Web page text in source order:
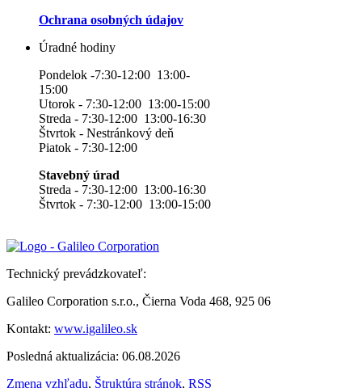
Ochrana osobných údajov
Úradné hodiny
Pondelok -7:30-12:00 13:00-
15:00
Utorok - 7:30-12:00 13:00-15:00
Streda - 7:30-12:00 13:00-16:30
Štvrtok - Nestránkový deň
Piatok - 7:30-12:00
Stavebný úrad
Streda - 7:30-12:00 13:00-16:30
Štvrtok - 7:30-12:00 13:00-15:00
Technický prevádzkovateľ:
Galileo Corporation s.r.o., Čierna Voda 468, 925 06
Kontakt: www.igalileo.sk
Posledná aktualizácia: 06.08.2026
Zmena vzhľadu, Štruktúra stránok, RSS